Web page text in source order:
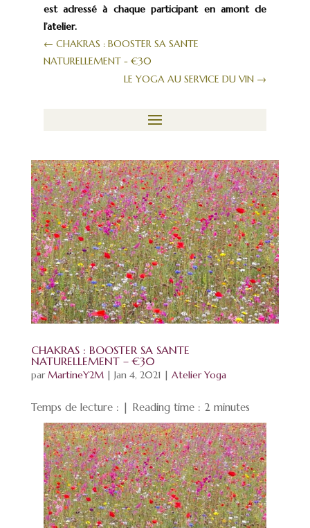
est adressé à chaque participant en amont de
l’atelier.
← CHAKRAS : BOOSTER SA SANTE
NATURELLEMENT - €30
LE YOGA AU SERVICE DU VIN →
CHAKRAS : BOOSTER SA SANTE
NATURELLEMENT – €30
parMartineY2M| Jan 4, 2021 | Atelier Yoga
Temps de lecture : | Reading time : 2 minutes